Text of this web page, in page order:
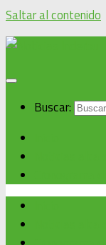
Saltar al contenido
Buscar: